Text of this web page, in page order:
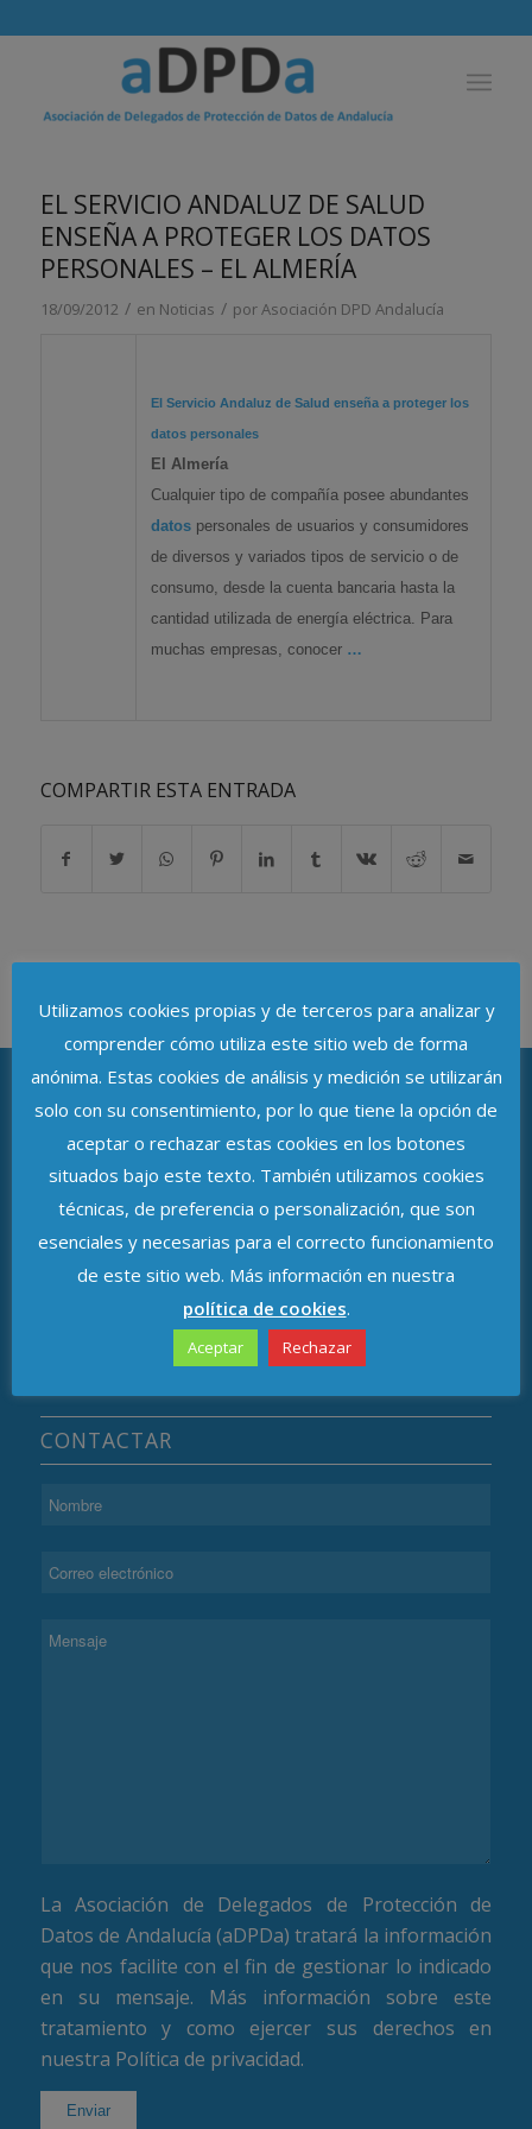
EL SERVICIO ANDALUZ DE SALUD
ENSEÑA A PROTEGER LOS DATOS
PERSONALES – EL ALMERÍA
18/09/2012 / en Noticias / porAsociación DPD Andalucía
El Servicio Andaluz de Salud enseña a protegerlos
datospersonales
El Almería
Cualquier tipo de compañía posee abundantes
datospersonales de usuarios y consumidores
de diversos y variados tipos de servicio o de
consumo, desde la cuenta bancaria hasta la
cantidad utilizada de energía eléctrica. Para
muchas empresas, conocer …
COMPARTIR ESTA ENTRADA
ASOCIACIÓN DE DELEGADOS DE
PROTECCIÓN DE DATOS DE ANDALUCÍA
Avenida de República Argentina, n.º 37
C.P. 41011, Sevilla
CONTACTAR
La Asociación de Delegados de Protección de
Datos de Andalucía (aDPDa) tratará la información
que nos facilite con el fin de gestionar lo indicado
en su mensaje. Más información sobre este
tratamiento y como ejercer sus derechos en
nuestra Política de privacidad.
Utilizamos cookies propias y de terceros para analizar y
comprender cómo utiliza este sitio web de forma
anónima. Estas cookies de análisis y medición se utilizarán
solo con su consentimiento, por lo que tiene la opción de
aceptar o rechazar estas cookies en los botones
situados bajo este texto. También utilizamos cookies
técnicas, de preferencia o personalización, que son
esenciales y necesarias para el correcto funcionamiento
de este sitio web. Más información en nuestra
política de cookies.
Aceptar Rechazar